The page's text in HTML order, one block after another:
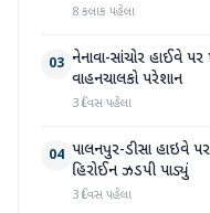
8 કલાક પહેલા
03 નેનાવા-સાંચોર હાઈવે
વાહનચાલકો પરેશાન
3 દિવસ પહેલા
04 પાલનપુર-ડીસા હાઇવે
હિરોઈન ઝડપી પાડ્યું
3 દિવસ પહેલા